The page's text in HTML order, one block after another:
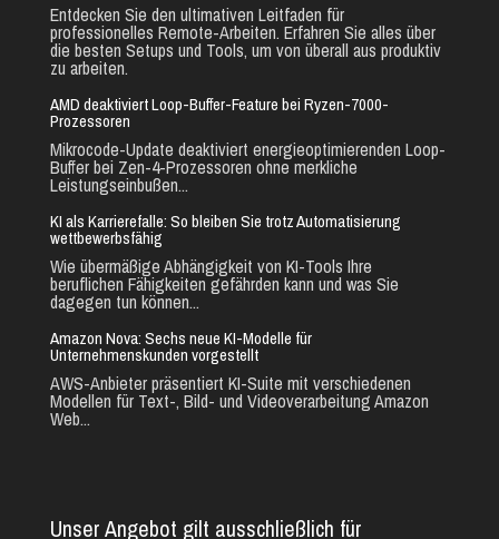
Entdecken Sie den ultimativen Leitfaden für
professionelles Remote-Arbeiten. Erfahren Sie alles über
die besten Setups und Tools, um von überall aus produktiv
zu arbeiten.
AMD deaktiviert Loop-Buffer-Feature bei Ryzen-7000-
Prozessoren
Mikrocode-Update deaktiviert energieoptimierenden Loop-
Buffer bei Zen-4-Prozessoren ohne merkliche
Leistungseinbußen...
KI als Karrierefalle: So bleiben Sie trotz Automatisierung
wettbewerbsfähig
Wie übermäßige Abhängigkeit von KI-Tools Ihre
beruflichen Fähigkeiten gefährden kann und was Sie
dagegen tun können...
Amazon Nova: Sechs neue KI-Modelle für
Unternehmenskunden vorgestellt
AWS-Anbieter präsentiert KI-Suite mit verschiedenen
Modellen für Text-, Bild- und Videoverarbeitung Amazon
Web...
Unser Angebot gilt ausschließlich für